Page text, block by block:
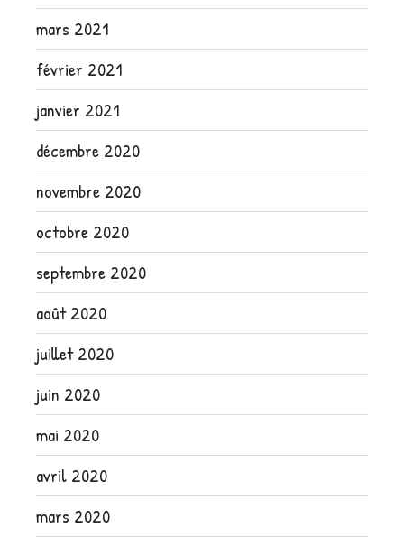
mars 2021
février 2021
janvier 2021
décembre 2020
novembre 2020
octobre 2020
septembre 2020
août 2020
juillet 2020
juin 2020
mai 2020
avril 2020
mars 2020